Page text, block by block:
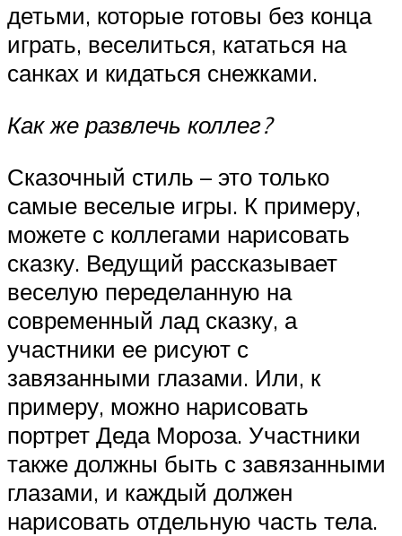
детьми, которые готовы без конца
играть, веселиться, кататься на
санках и кидаться снежками.
Как же развлечь коллег?
Сказочный стиль – это только
самые веселые игры. К примеру,
можете с коллегами нарисовать
сказку. Ведущий рассказывает
веселую переделанную на
современный лад сказку, а
участники ее рисуют с
завязанными глазами. Или, к
примеру, можно нарисовать
портрет Деда Мороза. Участники
также должны быть с завязанными
глазами, и каждый должен
нарисовать отдельную часть тела.